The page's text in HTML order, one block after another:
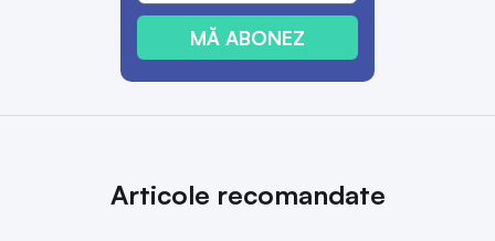
MĂ ABONEZ
Articole recomandate